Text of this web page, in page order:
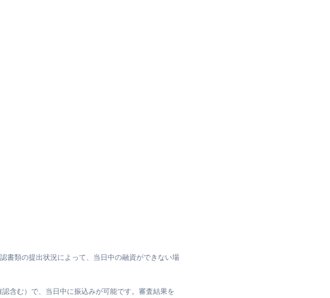
書類の提出状況によって、当日中の融資ができない場
含む）で、当日中に振込みが可能です。審査結果を